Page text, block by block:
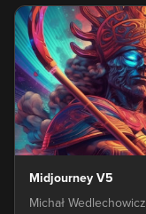
Midjourney V5
Michał Wedlechowicz